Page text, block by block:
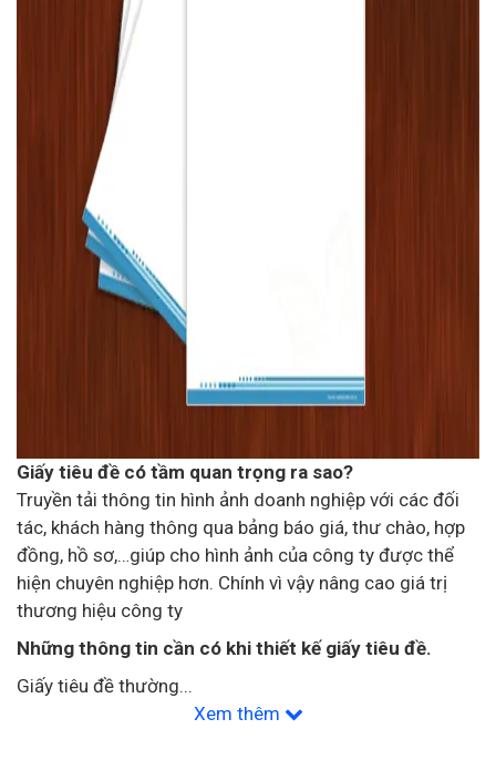
Giấy tiêu đề có tầm quan trọng ra sao?
Truyền tải thông tin hình ảnh doanh nghiệp với các đối
tác, khách hàng thông qua bảng báo giá, thư chào, hợp
đồng, hồ sơ,…giúp cho hình ảnh của công ty được thể
hiện chuyên nghiệp hơn. Chính vì vậy nâng cao giá trị
thương hiệu công ty
Những thông tin cần có khi thiết kế giấy tiêu đề.
Giấy tiêu đề thường...
Xem thêm